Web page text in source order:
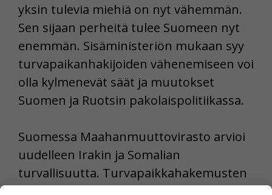
yksin tulevia miehiä on nyt vähemmän.
Sen sijaan perheitä tulee Suomeen nyt
enemmän. Sisäministeriön mukaan syy
turvapaikanhakijoiden vähenemiseen voi
olla kylmenevät säät ja muutokset
Suomen ja Ruotsin pakolaispolitiikassa.
Suomessa Maahanmuuttovirasto arvioi
uudelleen Irakin ja Somalian
turvallisuutta. Turvapaikkahakemusten
käsittely näistä maista on keskeytetty.